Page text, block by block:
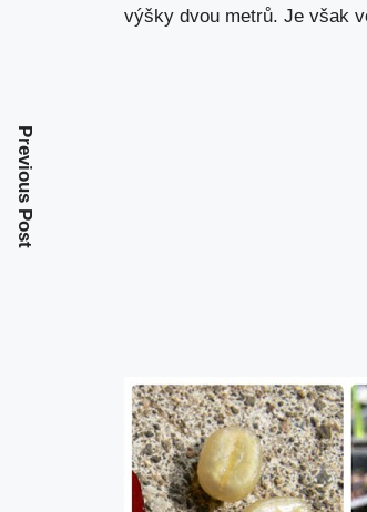
výšky dvou metrů. Je však
Previous Post